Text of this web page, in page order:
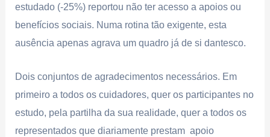
estudado (-25%) reportou não ter acesso a apoios ou
benefícios sociais. Numa rotina tão exigente, esta
ausência apenas agrava um quadro já de si dantesco.
Dois conjuntos de agradecimentos necessários. Em
primeiro a todos os cuidadores, quer os participantes no
estudo, pela partilha da sua realidade, quer a todos os
representados que diariamente prestam apoio